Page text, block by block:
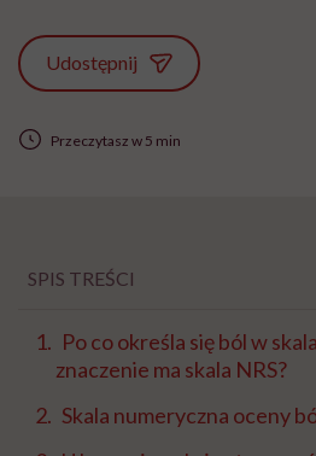
Udostępnij
Przeczytasz w 5 min
SPIS TREŚCI
Po co określa się ból w
znaczenie ma skala NRS?
Skala numeryczna oceny